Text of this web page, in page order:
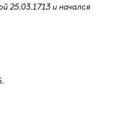
25.03.1713 и начался